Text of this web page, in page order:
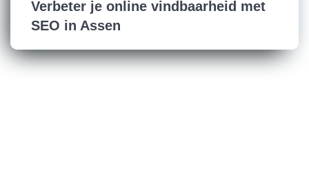
Verbeter je online vindbaarheid met
SEO in Assen